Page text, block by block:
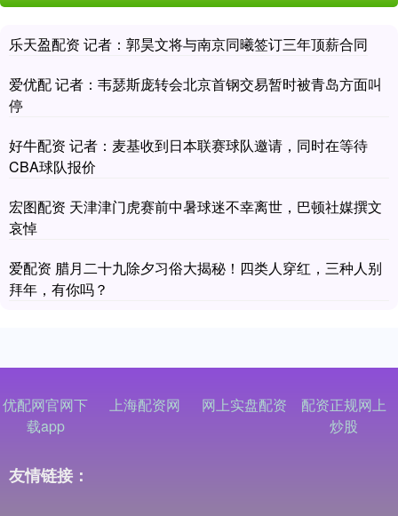
乐天盈配资 记者：郭昊文将与南京同曦签订三年顶薪合同
爱优配 记者：韦瑟斯庞转会北京首钢交易暂时被青岛方面叫
停
好牛配资 记者：麦基收到日本联赛球队邀请，同时在等待
CBA球队报价
宏图配资 天津津门虎赛前中暑球迷不幸离世，巴顿社媒撰文
哀悼
爱配资 腊月二十九除夕习俗大揭秘！四类人穿红，三种人别
拜年，有你吗？
优配网官网下
载app
上海配资网 网上实盘配资
配资正规网上
炒股
友情链接：